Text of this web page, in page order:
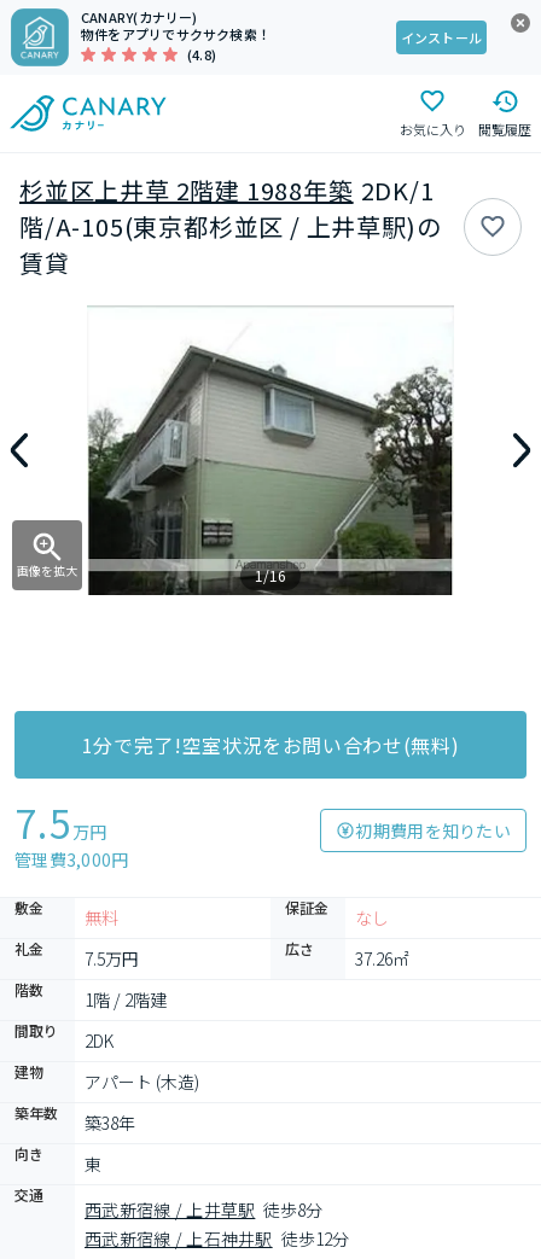
CANARY(カナリー)
物件をアプリでサクサク検索！
(4.8)
インストール
お気に入り 閲覧履歴
杉並区上井草 2階建 1988年築 2DK/1
階/A-105(東京都杉並区 / 上井草駅)の
賃貸
画像を拡大 1/16
1分で完了!空室状況をお問い合わせ(無料)
7.5 万円
管理費3,000円
初期費用を知りたい
敷金 無料 保証金 なし
礼金 7.5万円 広さ 37.26㎡
階数 1階 / 2階建
間取り 2DK
建物 アパート (木造)
築年数 築38年
向き 東
交通
西武新宿線 / 上井草駅 徒歩8分
西武新宿線 / 上石神井駅 徒歩12分